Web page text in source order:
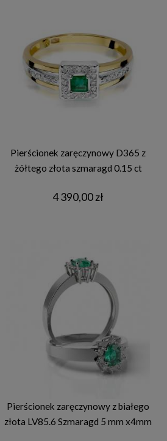
Pierścionek zaręczynowy D365 z
żółtego złota szmaragd 0.15 ct
4 390,00 zł
Pierścionek zaręczynowy z białego
złota LV85.6 Szmaragd 5 mm x4mm